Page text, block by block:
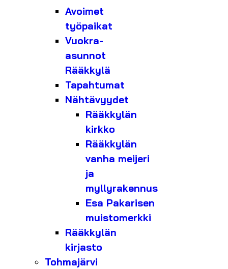
Avoimet
työpaikat
Vuokra-
asunnot
Rääkkylä
Tapahtumat
Nähtävyydet
Rääkkylän
kirkko
Rääkkylän
vanha meijeri
ja
myllyrakennus
Esa Pakarisen
muistomerkki
Rääkkylän
kirjasto
Tohmajärvi